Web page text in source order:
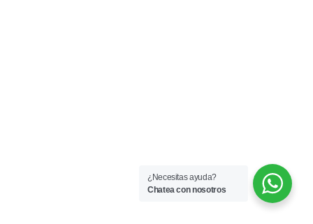
¿Necesitas ayuda?
Chatea con nosotros